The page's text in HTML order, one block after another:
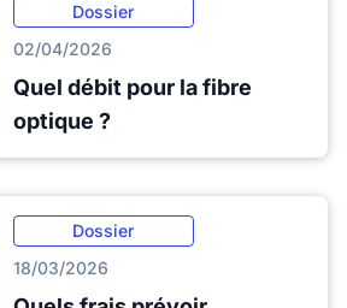
Dossier
02/04/2026
Quel débit pour la fibre
optique ?
Dossier
18/03/2026